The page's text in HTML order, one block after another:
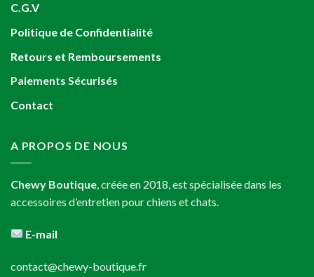
C.G.V
Politique de Confidentialité
Retours et Remboursements
Paiements Sécurisés
Contact
A PROPOS DE NOUS
Chewy Boutique, créée en 2018, est spécialisée dans les
accessoires d’entretien pour chiens et chats.
E-mail
contact@chewy-boutique.fr